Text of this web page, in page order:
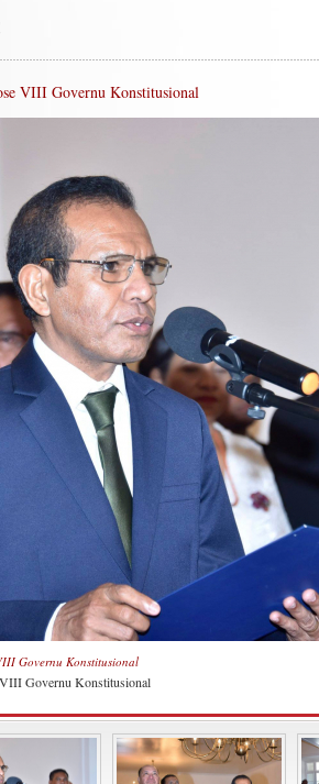
VIII Governu Konstitusional
Governu Konstitusional
Governu Konstitusional